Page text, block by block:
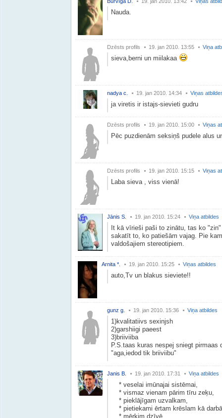
Nauda.
Dzēsts profils 19. jan 2010. 13:55 Viņa
sieva,berni un miilakaa
nadya c. 19. jan 2010. 14:34 Viņas
ja viretis ir istajs-sievieti gudru
Dzēsts profils 19. jan 2010. 15:00 Viņas
Pēc puzdienām seksiņš pudele alus
Dzēsts profils 19. jan 2010. 15:15 Viņas
Laba sieva , viss vienā!
Jānis S. 19. jan 2010. 15:24 Viņa atbildes
It kā vīrieši paši to zinātu, tas ko
sakatīt to, ko patiešām vajag. Pie
valdošajiem stereotipiem.
Arnita *. 19. jan 2010. 15:25 Viņas atbildes
auto,Tv un blakus sieviete!!
gunz g. 19. jan 2010. 15:36 Viņa atbildes
1)kvalitatiivs sexinjsh
2)garshiigi paeest
3)briiviiba
P.S.taas kuras nespej sniegt
"aga,iedod tik briiviibu"
Janis B. 19. jan 2010. 17:31 Viņa atbildes
* veselai imūnajai sistēmai,
* vismaz vienam pārim tīru zeķu,
* pieklājīgam uzvalkam,
* pietiekami ērtam krēslam kā
* mērķim dzīvē,